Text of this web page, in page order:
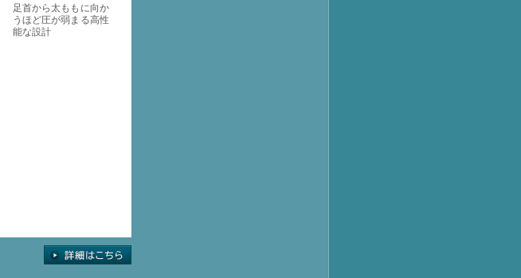
足首から太ももに向か
うほど圧が弱まる高性
能な設計